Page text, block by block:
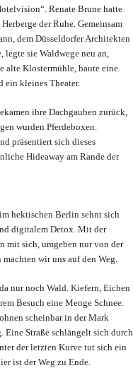
Renate Brune hatte
der Ruhe. Gemeinsam
dem Düsseldorfer Architekten
legte sie Waldwege neu an,
alte Klostermühle, baute eine
ein kleines Theater.
ihre Dachgauben zurück,
wurden Pferdeboxen.
präsentiert sich dieses
Hideaway am Rande der
hektischen Berlin sehnt sich
digitalem Detox. Mit der
mit sich, umgeben nur von der
wir uns auf den Weg.
nur noch Wald. Kiefern, Eichen
Besuch eine Menge Schnee.
scheinbar in der Mark
Eine Straße schlängelt sich durch
der letzten Kurve tut sich ein
ist der Weg zu Ende.